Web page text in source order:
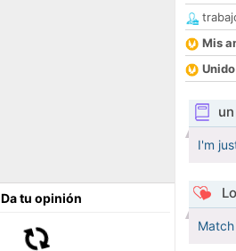
Da tu opinión
Mis
Unido
I'm